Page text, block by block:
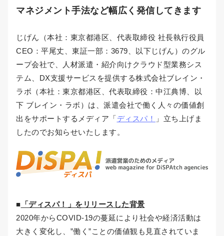
マネジメント手法など幅広く発信してきます
じげん（本社：東京都港区、代表取締役 社長執行役員
CEO：平尾丈、東証一部：3679、以下じげん）のグル
ープ会社で、人材派遣・紹介向けクラウド型業務シス
テム、DX支援サービスを提供する株式会社ブレイン・
ラボ（本社：東京都港区、代表取締役：中江典博、以
下 ブレイン・ラボ）は、派遣会社で働く人々の価値創
出をサポートするメディア「ディスパ！
」立ち上げま
したのでお知らせいたします。
■ 「ディスパ！」をリリースした背景
2020年からCOVID-19の蔓延により社会や経済活動は
大きく変化し、”働く”ことの価値観も見直されていま